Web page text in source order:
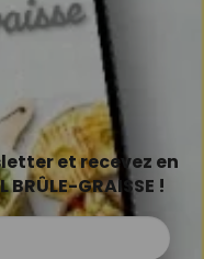
et recevez en
GRAISSE !